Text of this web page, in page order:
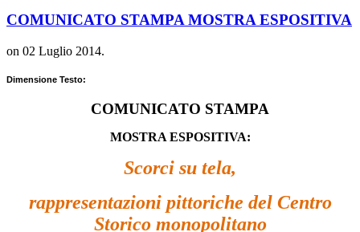
COMUNICATO STAMPA MOSTRA ESPOSITIVA
on 02 Luglio 2014.
Dimensione Testo:
COMUNICATO STAMPA
MOSTRA ESPOSITIVA:
Scorci su tela,
rappresentazioni pittoriche del Centro
Storico monopolitano